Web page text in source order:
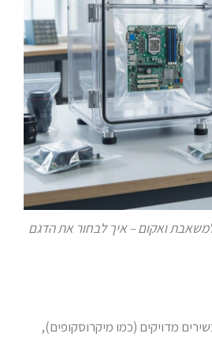
ואקום – איך לבחור את הדגם
(כמו מיקרוסקופים),